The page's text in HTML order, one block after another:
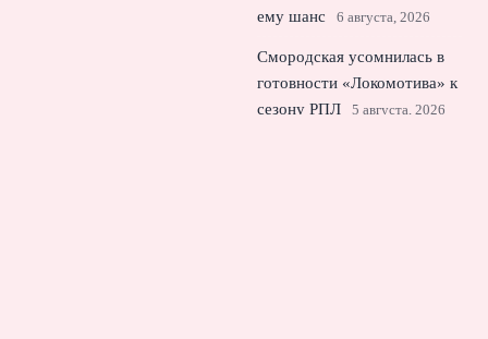
ему шанс
6 августа, 2026
Смородская усомнилась в
готовности «Локомотива» к
сезону РПЛ
5 августа, 2026